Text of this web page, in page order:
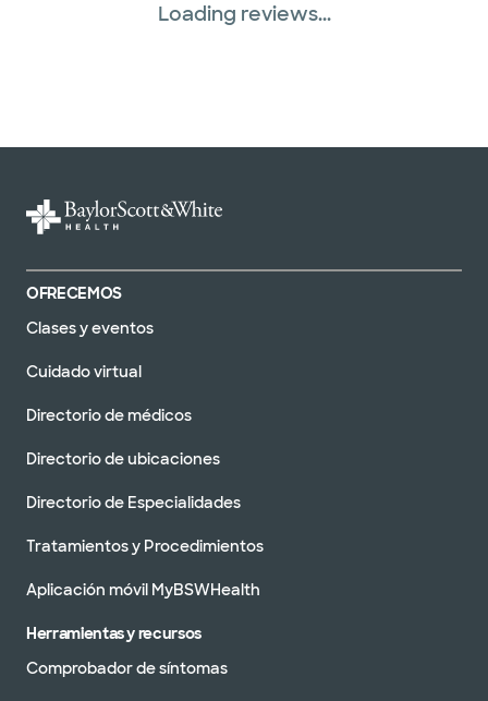
Loading reviews...
OFRECEMOS
Clases y eventos
Cuidado virtual
Directorio de médicos
Directorio de ubicaciones
Directorio de Especialidades
Tratamientos y Procedimientos
Aplicación móvil MyBSWHealth
Herramientas y recursos
Comprobador de síntomas